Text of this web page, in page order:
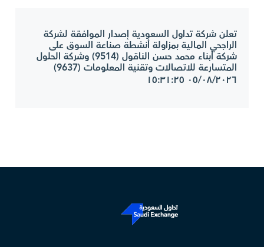
تعلن شركة تداول السعودية إصدار الموافقة لشركة
الراجحي المالية بمزاولة أنشطة صناعة السوق على
شركة أبناء محمد حسن الناقول (9514) وشركة الحلول
المتسارعة للاتصالات وتقنية المعلومات (9637)
٠٥/٠٨/٢٠٢٦ ١٥:٣١:٢٥